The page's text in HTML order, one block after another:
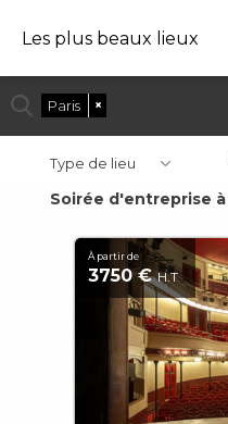
Les plus beaux lieux
Paris ×
Type de lieu
Soirée d'entreprise à
À partir de
3750 €H.T